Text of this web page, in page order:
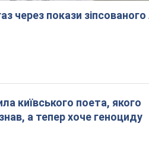
через покази
київського поета, якого
а тепер хоче геноциду